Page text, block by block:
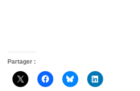
Partager :